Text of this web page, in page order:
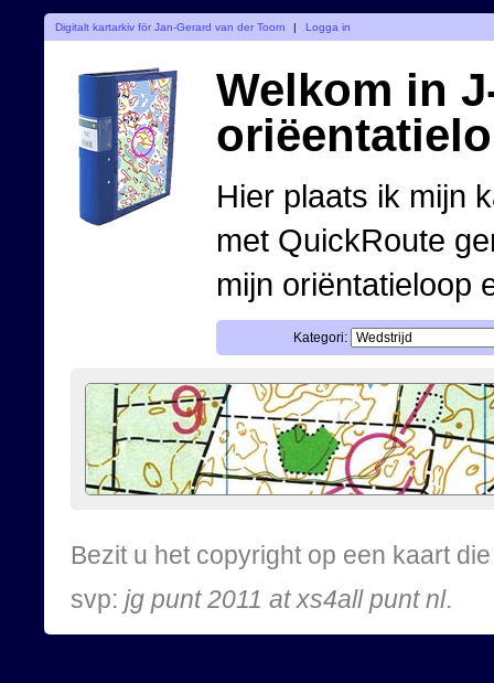
Digitalt kartarkiv för Jan-Gerard van der Toorn | Logga in
Welkom in
Hier plaats ik mijn
met QuickRoute
mijn oriëntatieloop
Kategori:
Bezit u het copyright op een kaart
svp: jg punt 2011 at xs4all punt nl.